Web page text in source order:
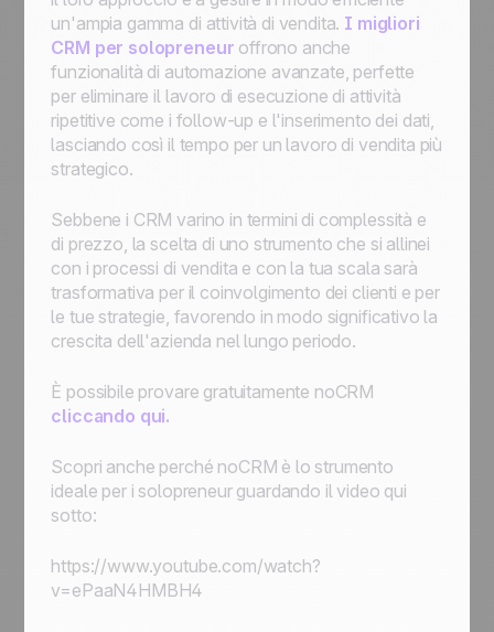
un'ampia gamma di attività di vendita. I migliori
CRM per solopreneur offrono anche
funzionalità di automazione avanzate, perfette
per eliminare il lavoro di esecuzione di attività
ripetitive come i follow-up e l'inserimento dei dati,
lasciando così il tempo per un lavoro di vendita più
strategico.
Sebbene i CRM varino in termini di complessità e
di prezzo, la scelta di uno strumento che si allinei
con i processi di vendita e con la tua scala sarà
trasformativa per il coinvolgimento dei clienti e per
le tue strategie, favorendo in modo significativo la
crescita dell'azienda nel lungo periodo.
È possibile provare gratuitamente noCRM
cliccando qui.
Scopri anche perché noCRM è lo strumento
ideale per i solopreneur guardando il video qui
sotto:
https://www.youtube.com/watch?
v=ePaaN4HMBH4